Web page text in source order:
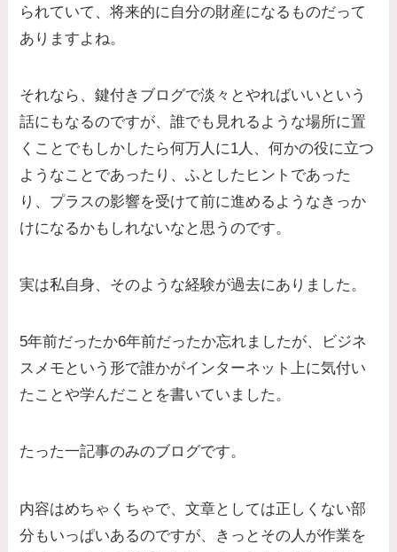
られていて、将来的に自分の財産になるものだって
ありますよね。
それなら、鍵付きブログで淡々とやればいいという
話にもなるのですが、誰でも見れるような場所に置
くことでもしかしたら何万人に1人、何かの役に立つ
ようなことであったり、ふとしたヒントであった
り、プラスの影響を受けて前に進めるようなきっか
けになるかもしれないなと思うのです。
実は私自身、そのような経験が過去にありました。
5年前だったか6年前だったか忘れましたが、ビジネ
スメモという形で誰かがインターネット上に気付い
たことや学んだことを書いていました。
たった一記事のみのブログです。
内容はめちゃくちゃで、文章としては正しくない部
分もいっぱいあるのですが、きっとその人が作業を